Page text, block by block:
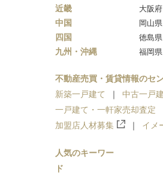
近畿 大阪府
中国 岡山県
四国 徳島県
九州・沖縄 福岡県
不動産売買・賃貸情報のセ
新築一戸建て
中古一戸
一戸建て・一軒家売却査定
加盟店人材募集
イメ
人気のキーワー
ド